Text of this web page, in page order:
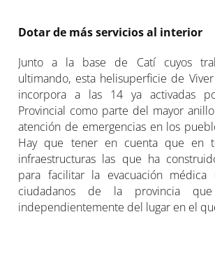
Dotar de más servicios al interior
Junto a la base de Catí cuyos
ultimando, esta helisuperficie de
incorpora a las 14 ya activadas
Provincial como parte del mayor
atención de emergencias en los
Hay que tener en cuenta que en
infraestructuras las que ha
para facilitar la evacuación
ciudadanos de la provincia
independientemente del lugar en el